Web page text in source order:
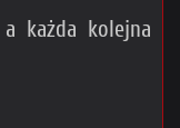
każda kolejna